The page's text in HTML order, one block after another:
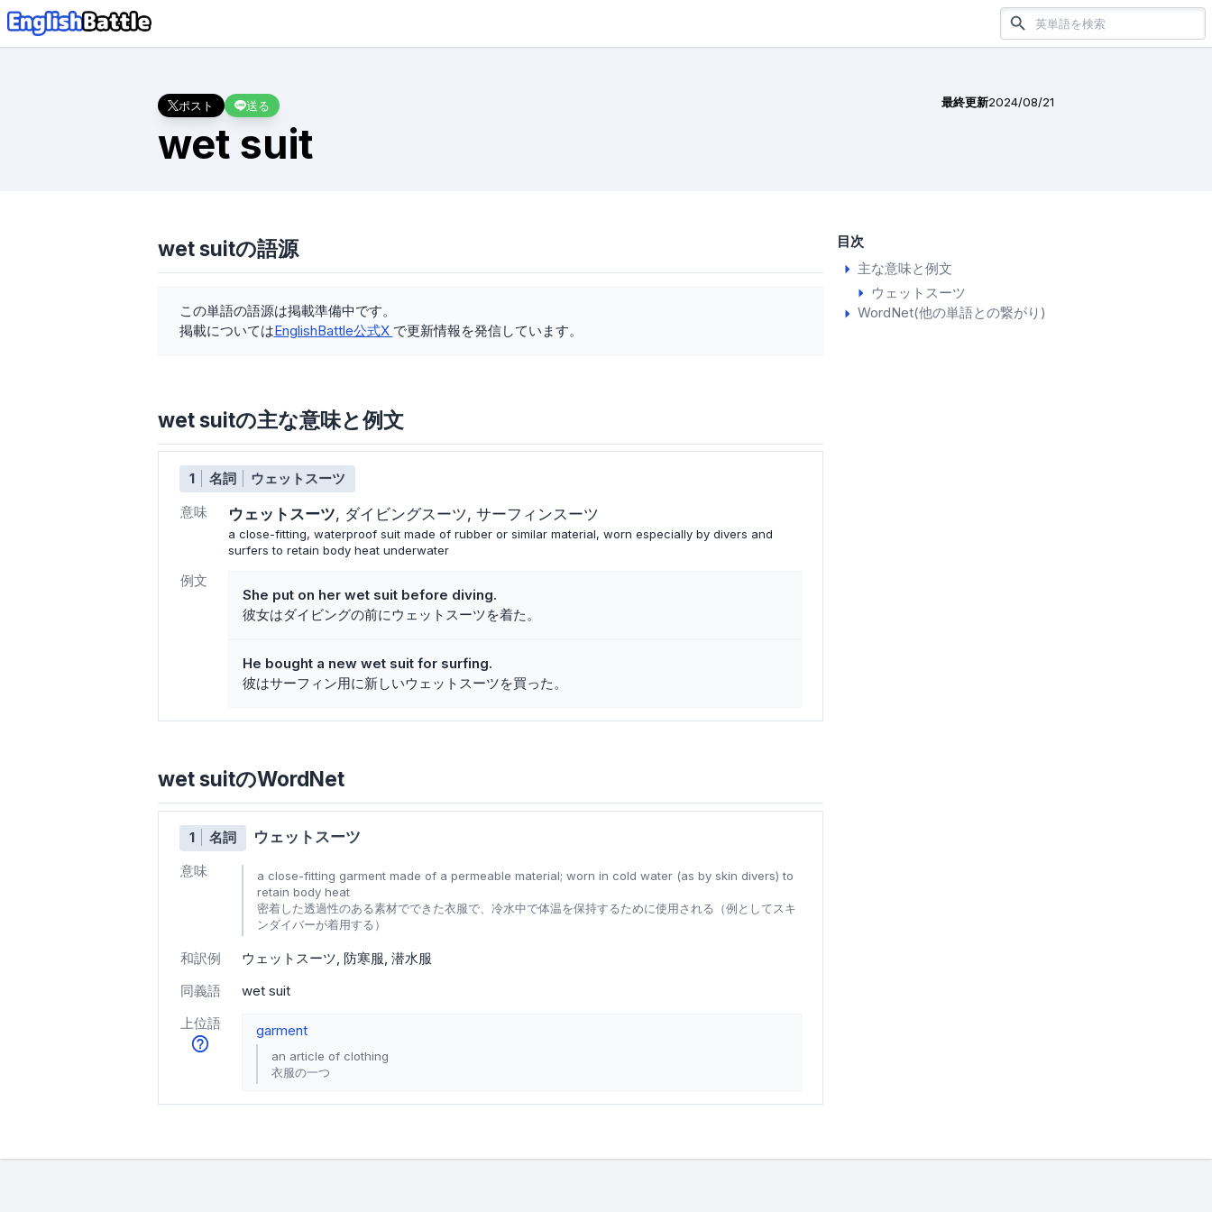
ポスト 送る 最終更新2024/08/21
wet suit
目次
主な意味と例文
ウェットスーツ
WordNet(他の単語との繋がり)
wet suitの語源
この単語の語源は掲載準備中です。
掲載についてはEnglishBattle公式X で更新情報を発信しています。
wet suitの主な意味と例文
1 名詞
ウェットスーツ
意味
ウェットスーツ ダイビングスーツ サーフィンスーツ
a close-fitting, waterproof suit made of rubber or similar material, worn especially by divers and
surfers to retain body heat underwater
例文
She put on her wet suit before diving.
彼女はダイビングの前にウェットスーツを着た。
He bought a new wet suit for surfing.
彼はサーフィン用に新しいウェットスーツを買った。
wet suitのWordNet
1 名詞 ウェットスーツ
意味
a close-fitting garment made of a permeable material; worn in cold water (as by skin divers) to
retain body heat
密着した透過性のある素材でできた衣服で、冷水中で体温を保持するために使用される（例としてスキ
ンダイバーが着用する）
和訳例 ウェットスーツ 防寒服 潜水服
同義語
wet suit
上位語
garment
an article of clothing
衣服の一つ